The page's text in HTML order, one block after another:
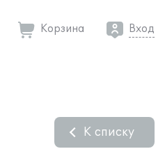
Корзина Вход
К списку